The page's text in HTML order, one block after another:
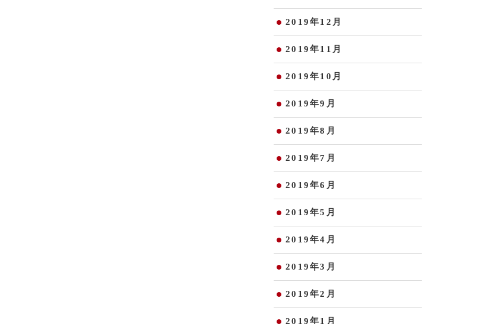
2019年12月
2019年11月
2019年10月
2019年9月
2019年8月
2019年7月
2019年6月
2019年5月
2019年4月
2019年3月
2019年2月
2019年1月